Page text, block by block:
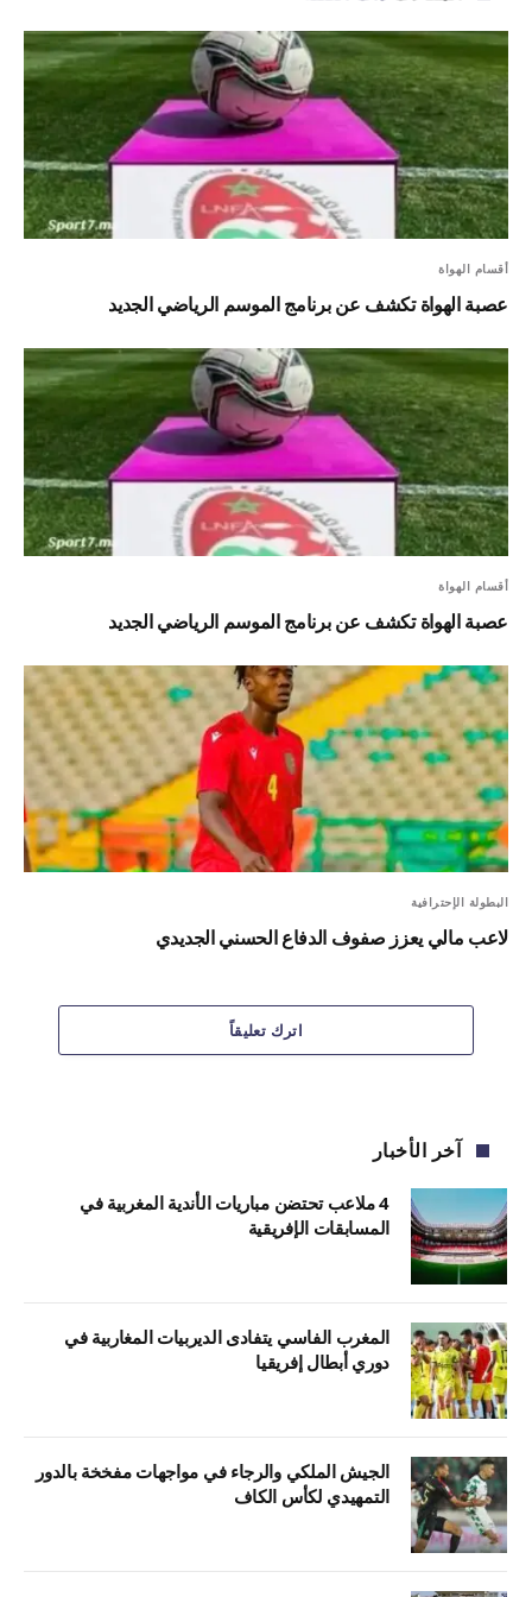
أقسام الهواة
عصبة الهواة تكشف عن برنامج الموسم الرياضي الجديد
أقسام الهواة
عصبة الهواة تكشف عن برنامج الموسم الرياضي الجديد
البطولة الإحترافية
لاعب مالي يعزز صفوف الدفاع الحسني الجديدي
اترك تعليقاً
آخر الأخبار
4 ملاعب تحتضن مباريات الأندية المغربية في
المسابقات الإفريقية
المغرب الفاسي يتفادى الديربيات المغاربية في
دوري أبطال إفريقيا
الجيش الملكي والرجاء في مواجهات مفخخة بالدور
التمهيدي لكأس الكاف